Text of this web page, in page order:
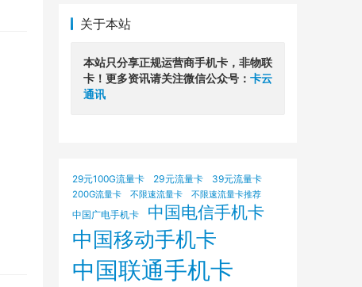
关于本站
本站只分享正规运营商手机卡，非物联
卡！更多资讯请关注微信公众号： 卡云
通讯
29元100G流量卡 29元流量卡 39元流量卡
200G流量卡 不限速流量卡 不限速流量卡推荐
中国广电手机卡 中国电信手机卡
中国移动手机卡
中国联通手机卡